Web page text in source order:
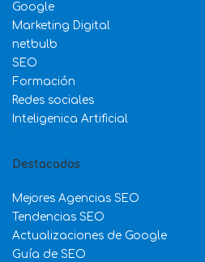
Google
Marketing Digital
netbulb
SEO
Formación
Redes sociales
Inteligenica Artificial
Destacados
Mejores Agencias SEO
Tendencias SEO
Actualizaciones de Google
Guía de SEO